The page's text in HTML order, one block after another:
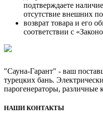
подтверждаете
отсутствие внешних
возврат товара и его
соответствии с
"Сауна-Гарант" - ваш
турецких бань.
парогенераторы, различные
НАШИ КОНТАКТЫ